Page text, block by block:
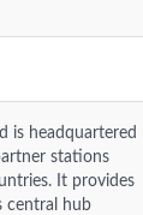
is headquartered
stations
It provides
central hub